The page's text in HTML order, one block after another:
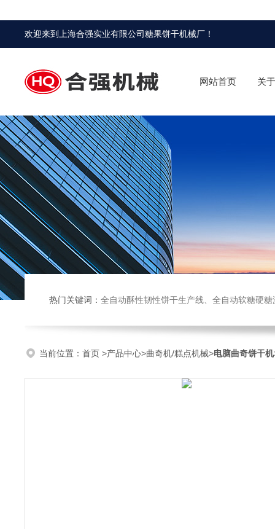
欢迎来到 上海合强实业有限公司糖果饼干机械厂 ！
网站首页 关
热门关键词： 全自动酥性韧性饼干生产线、全自动软糖硬糖浇注生产线、巧克力浇注生产线、桃酥饼干机、多功能曲奇机、热风旋
当前位置： 首页 >产品中心>曲奇机/糕点机械>电脑曲奇饼干机